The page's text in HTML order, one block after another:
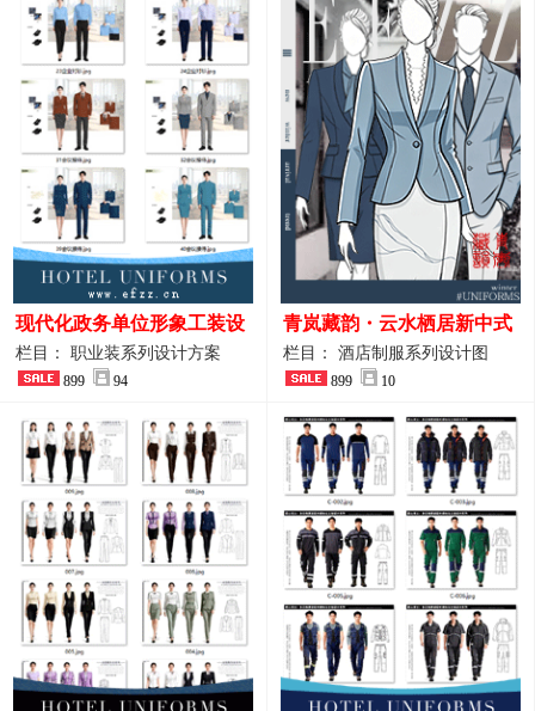
现代化政务单位形象工装设
计｜国风会务接待西装制服
整套方案
栏目： 职业装系列设计方案
899 94
青岚藏韵・云水栖居新中式
酒店全岗位制服设计原创作
品图
栏目： 酒店制服系列设计图
899 10